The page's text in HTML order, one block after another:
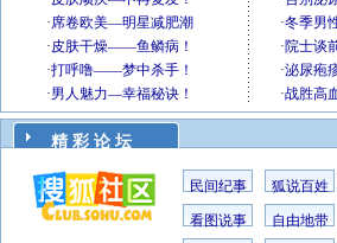
精 彩 论 坛
民间纪事 狐说百姓
看图说事 自由地带